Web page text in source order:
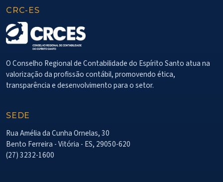
CRC-ES
O Conselho Regional de Contabilidade do Espírito Santo atua na
valorização da profissão contábil, promovendo ética,
transparência e desenvolvimento para o setor.
SEDE
Rua Amélia da Cunha Ornelas, 30
Bento Ferreira - Vitória - ES, 29050-620
(27) 3232-1600